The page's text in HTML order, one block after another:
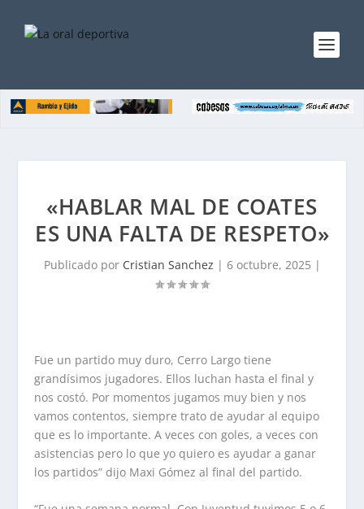
«HABLAR MAL DE COATES
ES UNA FALTA DE RESPETO»
Publicado por Cristian Sanchez | 6 octubre, 2025 |
Fue un partido muy duro, Cerro Largo tiene
grandísimos jugadores. Ellos luchan hasta el final y
nos costó. Por momentos jugamos muy bien y nos
vamos contentos, siempre trato de ayudar al equipo
que es lo importante. A veces con goles, a veces con
asistencias pero lo que yo quiero es ayudar a ganar
los partidos” dijo Maxi Gómez al final del partido.